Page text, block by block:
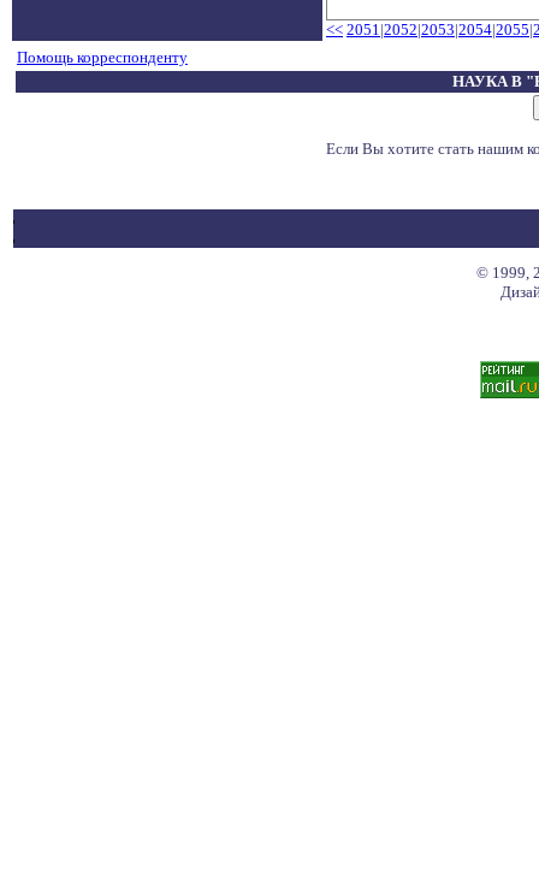
<< 2051|2052|2053|2054|2055|
Помощь корреспонденту
НАУКА В
Если Вы хотите стать нашим
© 1999,